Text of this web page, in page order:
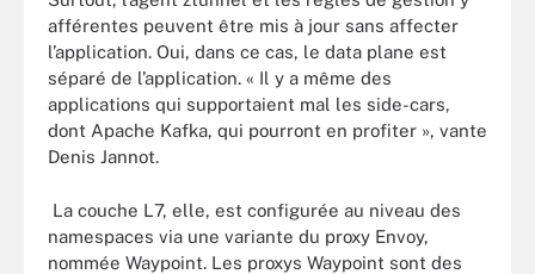
afférentes peuvent être mis à jour sans affecter
l’application. Oui, dans ce cas, le data plane est
séparé de l’application. « Il y a même des
applications qui supportaient mal les side-cars,
dont Apache Kafka, qui pourront en profiter », vante
Denis Jannot.
La couche L7, elle, est configurée au niveau des
namespaces via une variante du proxy Envoy,
nommée Waypoint. Les proxys Waypoint sont des